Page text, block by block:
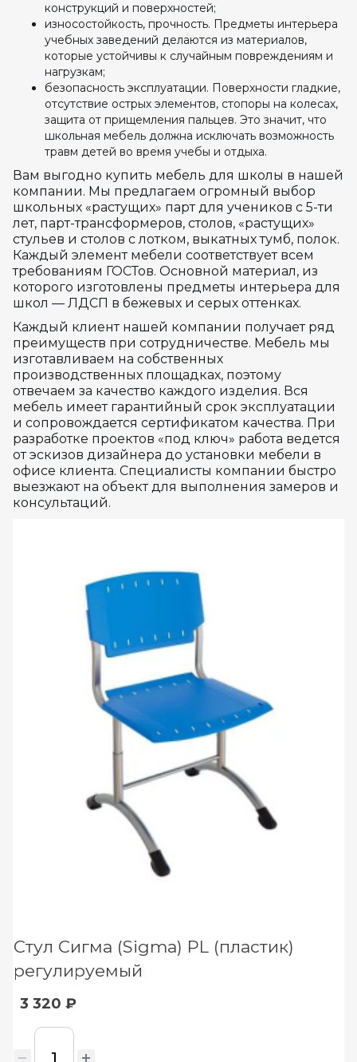
конструкций и поверхностей;
износостойкость, прочность. Предметы интерьера
учебных заведений делаются из материалов,
которые устойчивы к случайным повреждениям и
нагрузкам;
безопасность эксплуатации. Поверхности гладкие,
отсутствие острых элементов, стопоры на колесах,
защита от прищемления пальцев. Это значит, что
школьная мебель должна исключать возможность
травм детей во время учебы и отдыха.
Вам выгодно купить мебель для школы в нашей
компании. Мы предлагаем огромный выбор
школьных «растущих» парт для учеников с 5-ти
лет, парт-трансформеров, столов, «растущих»
стульев и столов с лотком, выкатных тумб, полок.
Каждый элемент мебели соответствует всем
требованиям ГОСТов. Основной материал, из
которого изготовлены предметы интерьера для
школ — ЛДСП в бежевых и серых оттенках.
Каждый клиент нашей компании получает ряд
преимуществ при сотрудничестве. Мебель мы
изготавливаем на собственных
производственных площадках, поэтому
отвечаем за качество каждого изделия. Вся
мебель имеет гарантийный срок эксплуатации
и сопровождается сертификатом качества. При
разработке проектов «под ключ» работа ведется
от эскизов дизайнера до установки мебели в
офисе клиента. Специалисты компании быстро
выезжают на объект для выполнения замеров и
консультаций.
Стул Сигма (Sigma) PL (пластик)
регулируемый
3 320 ₽